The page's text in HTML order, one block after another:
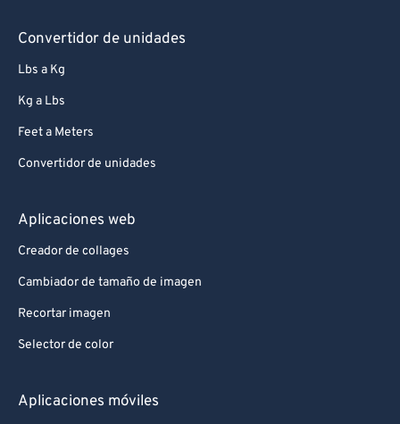
Convertidor de unidades
Lbs a Kg
Kg a Lbs
Feet a Meters
Convertidor de unidades
Aplicaciones web
Creador de collages
Cambiador de tamaño de imagen
Recortar imagen
Selector de color
Aplicaciones móviles